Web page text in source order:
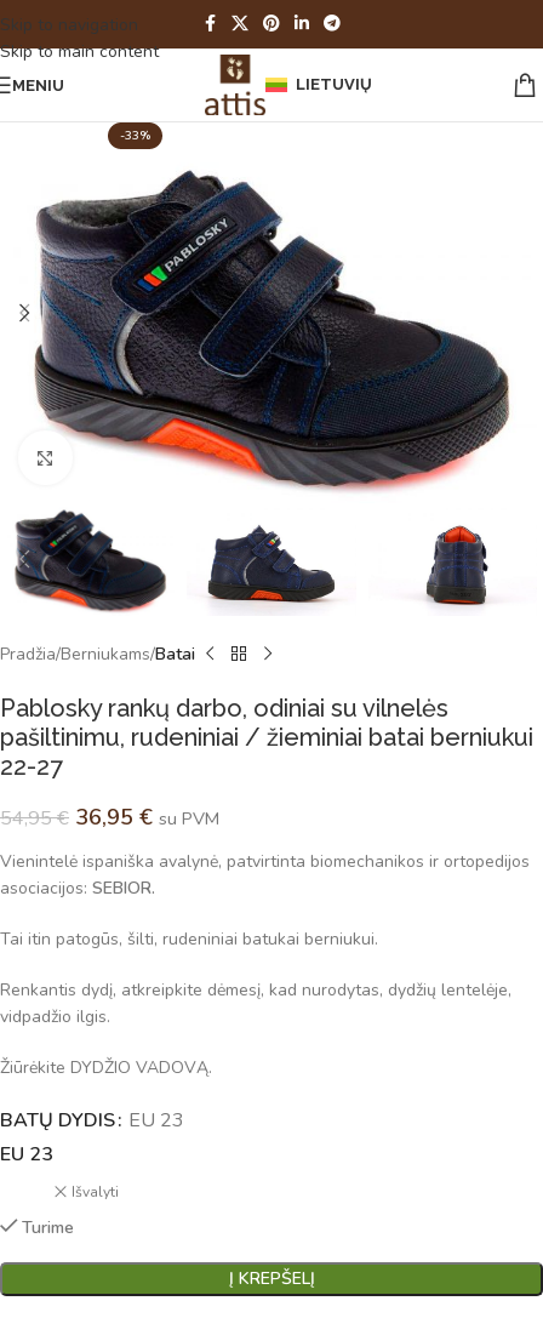
Skip to navigation
Skip to main content
MENIU LIETUVIŲ
-33%
Spustelėkite norėdami padidinti
Pradžia Berniukams Batai
Pablosky rankų darbo, odiniai su vilnelės
pašiltinimu, rudeniniai / žieminiai batai berniukui
22-27
54,95€ 36,95 € su PVM
Vienintelė ispaniška avalynė, patvirtinta biomechanikos ir ortopedijos
asociacijos: SEBIOR.
Tai itin patogūs, šilti, rudeniniai batukai berniukui.
Renkantis dydį, atkreipkite dėmesį, kad nurodytas, dydžių lentelėje,
vidpadžio ilgis.
Žiūrėkite DYDŽIO VADOVĄ.
BATŲ DYDIS EU 23
EU 23
Išvalyti
Turime
Į KREPŠELĮ
Alternative: